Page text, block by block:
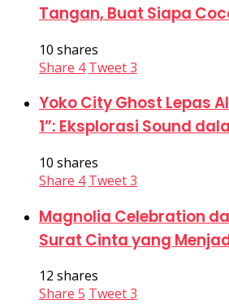
Tangan, Buat Siapa
10 shares
Share 4 Tweet3
Yoko City Ghost Lepas
1”: Eksplorasi Sound
10 shares
Share 4 Tweet3
Magnolia Celebration
Surat Cinta yang
12 shares
Share 5 Tweet3